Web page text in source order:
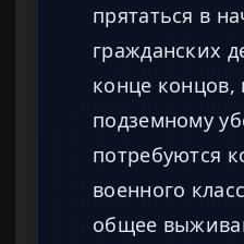
прятаться в
гражданских
конце
подземному
потребуются
военного
общее